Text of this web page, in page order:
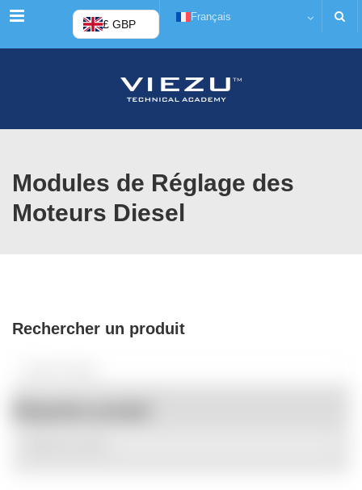
Menu £ GBP
Français
Modules de Réglage des
Moteurs Diesel
Rechercher un produit